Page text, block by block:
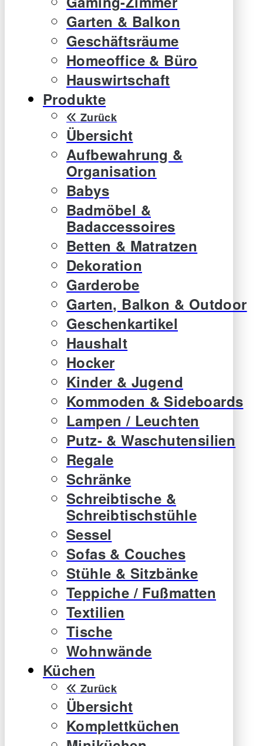
Garten & Balkon
Geschäftsräume
Homeoffice & Büro
Hauswirtschaft
Produkte
Zurück
Übersicht
Aufbewahrung &
Organisation
Babys
Badmöbel &
Badaccessoires
Betten & Matratzen
Dekoration
Garderobe
Garten, Balkon & Outdoor
Geschenkartikel
Haushalt
Hocker
Kinder & Jugend
Kommoden & Sideboards
Lampen / Leuchten
Putz- & Waschutensilien
Regale
Schränke
Schreibtische &
Schreibtischstühle
Sessel
Sofas & Couches
Stühle & Sitzbänke
Teppiche / Fußmatten
Textilien
Tische
Wohnwände
Küchen
Zurück
Übersicht
Komplettküchen